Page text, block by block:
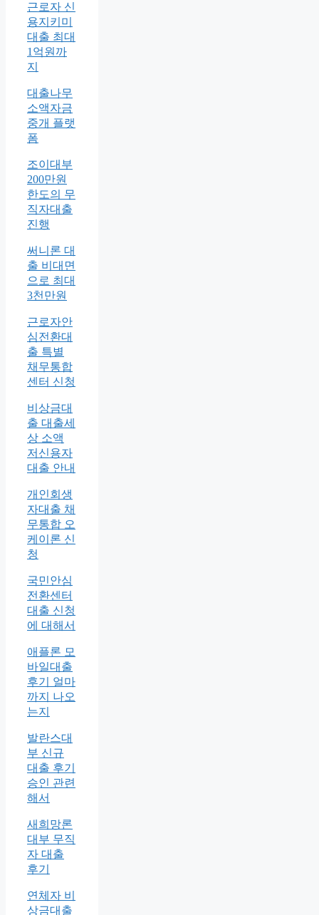
근로자 신
용지키미
대출 최대
1억원까
지
대출나무
소액자금
중개 플랫
폼
조이대부
200만원
한도의 무
직자대출
진행
써니론 대
출 비대면
으로 최대
3천만원
근로자안
심전환대
출 특별
채무통합
센터 신청
비상금대
출 대출세
상 소액
저신용자
대출 안내
개인회생
자대출 채
무통합 오
케이론 신
청
국민안심
전환센터
대출 신청
에 대해서
애플론 모
바일대출
후기 얼마
까지 나오
는지
발란스대
부 신규
대출 후기
승인 관련
해서
새희망론
대부 무직
자 대출
후기
연체자 비
상금대출